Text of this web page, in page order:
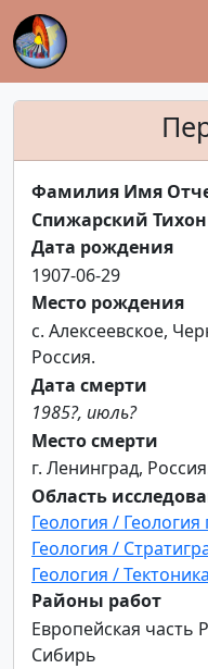
Фамилия Имя
Спижарский
Дата рождения
1907-06-29
Место рождения
c. Алексеевское,
Россия.
Дата смерти
1985?, июль?
Место смерти
г. Ленинград,
Область
Геология /
Геология /
Геология / Тектоника
Районы работ
Европейская часть
Сибирь